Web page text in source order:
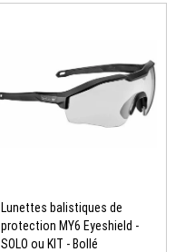
Lunettes balistiques de
protection MY6 Eyeshield -
SOLO ou KIT - Bollé